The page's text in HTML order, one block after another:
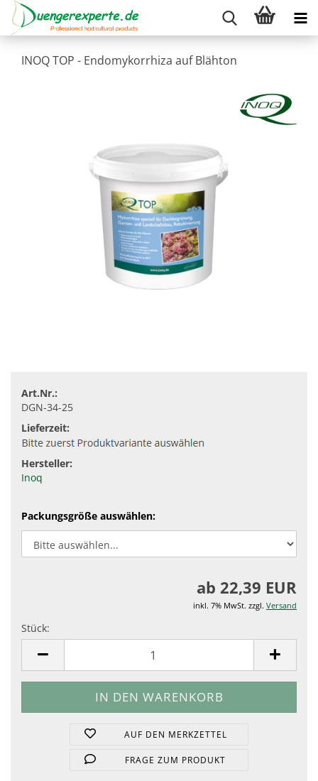
INOQ TOP - Endomykorrhiza auf Blähton
Art.Nr.:
DGN-34-25
Lieferzeit:
Hersteller:
Inoq
Packungsgröße auswählen:
ab 22,39 EUR
inkl. 7% MwSt. zzgl. Versand
Stück:
AUF DEN MERKZETTEL
FRAGE ZUM PRODUKT